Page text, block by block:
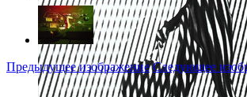
Предыдущее изображение Следующее